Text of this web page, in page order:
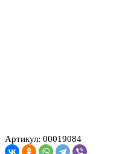
Артикул: 00019084